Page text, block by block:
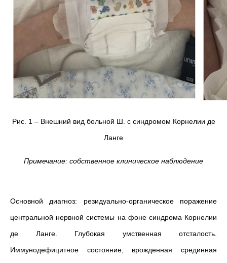
Рис. 1 – Внешний вид больной Ш. с синдромом Корнелии де
Ланге
Примечание: собственное клиническое наблюдение
Основной диагноз: резидуально-органическое поражение
центральной нервной системы на фоне синдрома Корнелии
де Ланге. Глубокая умственная отсталость.
Иммунодефицитное состояние, врожденная срединная